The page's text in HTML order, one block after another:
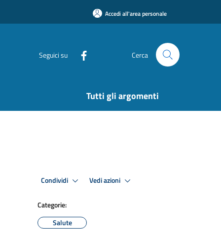
Accedi all'area personale
Seguici su Cerca
Tutti gli argomenti
Condividi Vedi azioni
Categorie:
Salute